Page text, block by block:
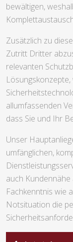
bewältigen,
Zusätzlich zu
Zutritt Dritter
relevanten
allumfassenden
dass Sie und Ihr
Unser
umfänglichen,
auch
Fachkenntnis wie
Notsituation die